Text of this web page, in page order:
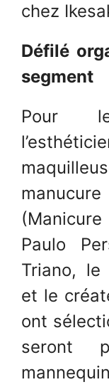
chez
Défilé
segment
Pour
Paulo
Triano, le
et le
ont
seront